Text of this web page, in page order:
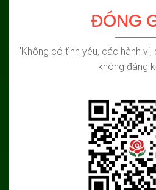
ĐÓNG
"Không có tình yêu, các hành
không đáng